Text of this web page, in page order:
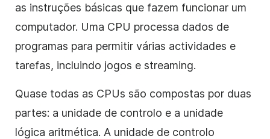
as instruções básicas que fazem funcionar um
computador. Uma CPU processa dados de
programas para permitir várias actividades e
tarefas, incluindo jogos e streaming.
Quase todas as CPUs são compostas por duas
partes: a unidade de controlo e a unidade
lógica aritmética. A unidade de controlo